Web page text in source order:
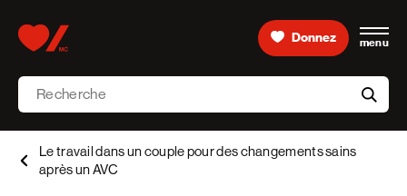
Donnez menu
Recherche
aria-
Le travail dans un couple pour des changements sains
après un AVC